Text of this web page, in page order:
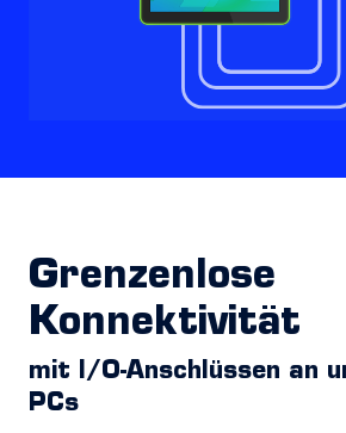
Grenzenlose
Konnektivität
mit I/O-Anschlüssen an
PCs